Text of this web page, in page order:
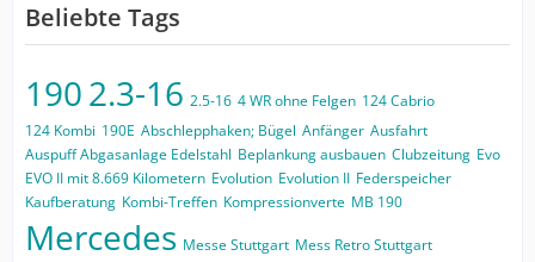
Beliebte Tags
1902.3-16 2.5-16 4 WR ohne Felgen 124 Cabrio
124 Kombi 190E Abschlepphaken; Bügel Anfänger Ausfahrt
Auspuff Abgasanlage Edelstahl Beplankung ausbauen Clubzeitung Evo
EVO II mit 8.669 Kilometern Evolution Evolution II Federspeicher
Kaufberatung Kombi-Treffen Kompressionverte MB 190
Mercedes Messe Stuttgart Mess Retro Stuttgart